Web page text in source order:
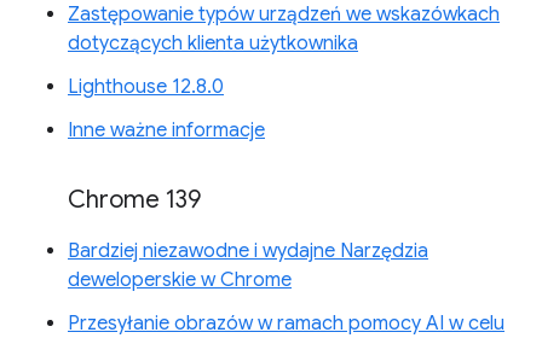
Zastępowanie typów urządzeń we wskazówkach
dotyczących klienta użytkownika
Lighthouse 12.8.0
Inne ważne informacje
Chrome 139
Bardziej niezawodne i wydajne Narzędzia
deweloperskie w Chrome
Przesyłanie obrazów w ramach pomocy AI w celu